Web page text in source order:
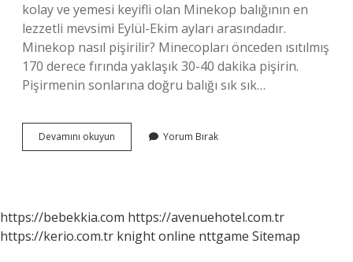
kolay ve yemesi keyifli olan Minekop balığının en
lezzetli mevsimi Eylül-Ekim ayları arasındadır.
Minekop nasıl pişirilir? Minecopları önceden ısıtılmış
170 derece fırında yaklaşık 30-40 dakika pişirin.
Pişirmenin sonlarına doğru balığı sık sık…
Devamını okuyun Minekop
Balığı
Yorum Bırak
https://bebekkia.com https://avenuehotel.com.tr
https://kerio.com.tr knight online nttgame Sitemap